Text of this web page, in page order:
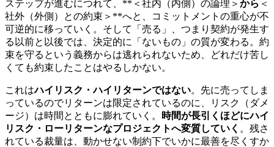
ステップが進むにつれて、**＜社内（内側）の論理＞ から ＜
社外（外側）との約束＞**へと、コミットメントの重心が不
可逆的に移っていく。そして「売る」、つまり契約が発生す
る以前と以後では、決定的に「ないもの」の質が変わる。約
束を守るという義務からは逃れられないため、どれだけ苦し
くても約束したことはやるしかない。
これはハイリスク・ハイリターンではない。先に売ってしま
っているのでリターンは限定されているのに、リスク（ダメ
ージ）は時間とともに膨れていく。
時間が長引くほどにハイ
リスク・ローリターンなプロジェクトへ変質していく 。残さ
れている裁量は、動かせない制約下でいかに最善を尽くすか